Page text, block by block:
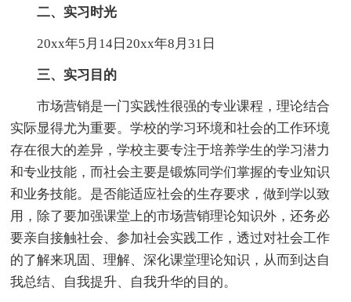
二、实习时光
20xx年5月14日20xx年8月31日
三、实习目的
市场营销是一门实践性很强的专业课程，理论结合
实际显得尤为重要。学校的学习环境和社会的工作环境
存在很大的差异，学校主要专注于培养学生的学习潜力
和专业技能，而社会主要是锻炼同学们掌握的专业知识
和业务技能。是否能适应社会的生存要求，做到学以致
用，除了要加强课堂上的市场营销理论知识外，还务必
要亲自接触社会、参加社会实践工作，透过对社会工作
的了解来巩固、理解、深化课堂理论知识，从而到达自
我总结、自我提升、自我升华的目的。